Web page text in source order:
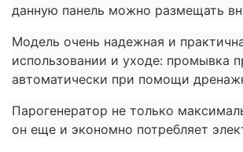
данную панель можно размещать
Модель очень надежная и
использовании и уходе: промывка
автоматически при помощи
Парогенератор не только
он еще и экономно потребляет